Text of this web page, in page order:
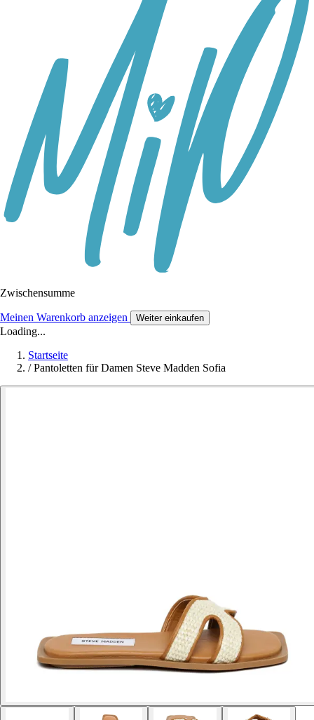
Zwischensumme
Meinen Warenkorb anzeigen Weiter einkaufen
Loading...
Startseite
/ Pantoletten für Damen Steve Madden Sofia